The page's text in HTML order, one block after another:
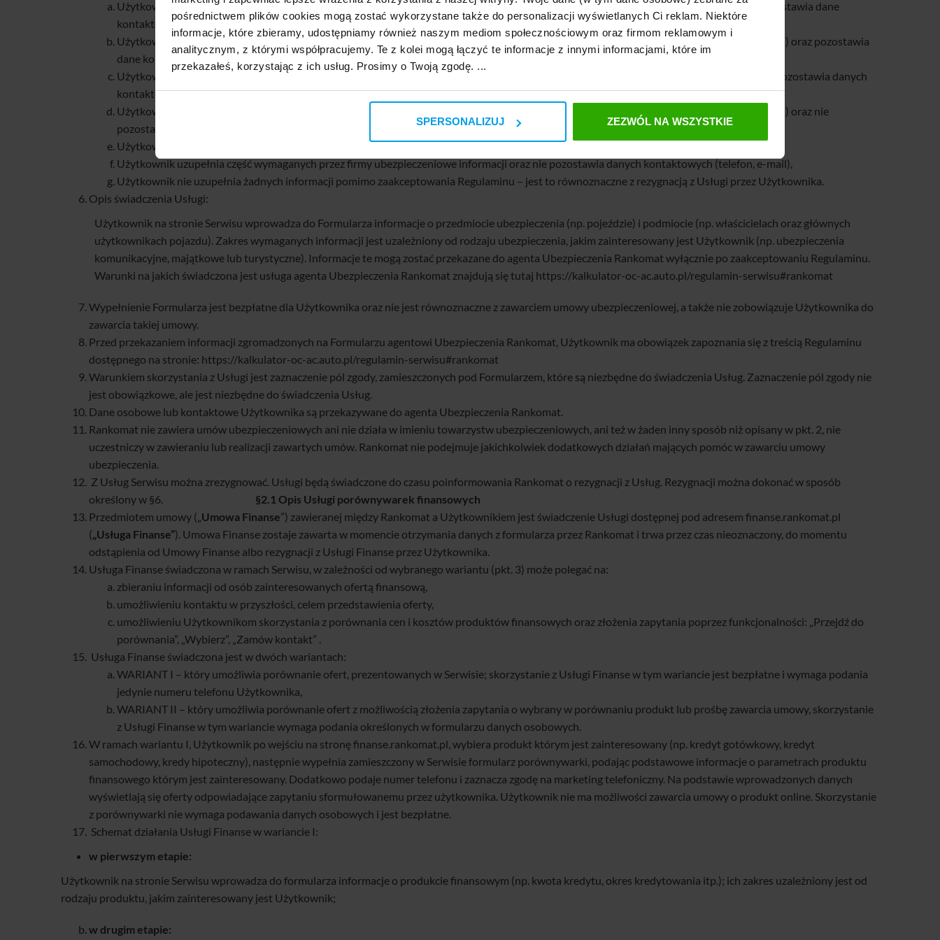
pośrednictwem plików cookies mogą zostać wykorzystane także do personalizacji wyświetlanych Ci reklam. Niektóre
informacje, które zbieramy, udostępniamy również naszym mediom społecznościowym oraz firmom reklamowym i
analitycznym, z którymi współpracujemy. Te z kolei mogą łączyć te informacje z innymi informacjami, które im
przekazałeś, korzystając z ich usług. Prosimy o Twoją zgodę. ...
SPERSONALIZUJ ZEZWÓL NA WSZYSTKIE
Użytkownik uzupełnia komplet wymaganych przez firmy ubezpieczeniowe informacji w tym dane osobowe (imię, nazwisko, pesel) oraz pozostawia dane
kontaktowe (telefon, e-mail),
Użytkownik uzupełnia wymagane przez firmy ubezpieczeniowe informacje, ale rezygnuje z podania danych osobowych (imię, nazwisko, pesel) oraz pozostawia
dane kontaktowe (telefon, e-mail),
Użytkownik uzupełnia komplet wymaganych przez firmy ubezpieczeniowe informacji w tym dane osobowe (imię, nazwisko, pesel) oraz nie pozostawia danych
kontaktowych (telefon, e-mail),
Użytkownik uzupełnia wymagane przez firmy ubezpieczeniowe informacje, ale rezygnuje z podania danych osobowych (imię, nazwisko, pesel) oraz nie
pozostawia danych kontaktowych (telefon, e-mail),
Użytkownik uzupełnia część wymaganych przez firmy ubezpieczeniowe informacji oraz pozostawia dane kontaktowe (telefon, e-mail),
Użytkownik uzupełnia część wymaganych przez firmy ubezpieczeniowe informacji oraz nie pozostawia danych kontaktowych (telefon, e-mail),
Użytkownik nie uzupełnia żadnych informacji pomimo zaakceptowania Regulaminu – jest to równoznaczne z rezygnacją z Usługi przez Użytkownika.
Opis świadczenia Usługi:
Użytkownik na stronie Serwisu wprowadza do Formularza informacje o przedmiocie ubezpieczenia (np. pojeździe) i podmiocie (np. właścicielach oraz głównych
użytkownikach pojazdu). Zakres wymaganych informacji jest uzależniony od rodzaju ubezpieczenia, jakim zainteresowany jest Użytkownik (np. ubezpieczenia
komunikacyjne, majątkowe lub turystyczne). Informacje te mogą zostać przekazane do agenta Ubezpieczenia Rankomat wyłącznie po zaakceptowaniu Regulaminu.
Warunki na jakich świadczona jest usługa agenta Ubezpieczenia Rankomat znajdują się tutaj https://kalkulator-oc-ac.auto.pl/regulamin-serwisu#rankomat
Wypełnienie Formularza jest bezpłatne dla Użytkownika oraz nie jest równoznaczne z zawarciem umowy ubezpieczeniowej, a także nie zobowiązuje Użytkownika do
zawarcia takiej umowy.
Przed przekazaniem informacji zgromadzonych na Formularzu agentowi Ubezpieczenia Rankomat, Użytkownik ma obowiązek zapoznania się z treścią Regulaminu
dostępnego na stronie: https://kalkulator-oc-ac.auto.pl/regulamin-serwisu#rankomat
Warunkiem skorzystania z Usługi jest zaznaczenie pól zgody, zamieszczonych pod Formularzem, które są niezbędne do świadczenia Usług. Zaznaczenie pól zgody nie
jest obowiązkowe, ale jest niezbędne do świadczenia Usług.
Dane osobowe lub kontaktowe Użytkownika są przekazywane do agenta Ubezpieczenia Rankomat.
Rankomat nie zawiera umów ubezpieczeniowych ani nie działa w imieniu towarzystw ubezpieczeniowych, ani też w żaden inny sposób niż opisany w pkt. 2, nie
uczestniczy w zawieraniu lub realizacji zawartych umów. Rankomat nie podejmuje jakichkolwiek dodatkowych działań mających pomóc w zawarciu umowy
ubezpieczenia.
Z Usług Serwisu można zrezygnować. Usługi będą świadczone do czasu poinformowania Rankomat o rezygnacji z Usług. Rezygnacji można dokonać w sposób
określony w §6.
§2.1 Opis Usługi porównywarek finansowych
Przedmiotem umowy („Umowa Finanse”) zawieranej między Rankomat a Użytkownikiem jest świadczenie Usługi dostępnej pod adresem finanse.rankomat.pl
(„Usługa Finanse”). Umowa Finanse zostaje zawarta w momencie otrzymania danych z formularza przez Rankomat i trwa przez czas nieoznaczony, do momentu
odstąpienia od Umowy Finanse albo rezygnacji z Usługi Finanse przez Użytkownika.
Usługa Finanse świadczona w ramach Serwisu, w zależności od wybranego wariantu (pkt. 3) może polegać na:
zbieraniu informacji od osób zainteresowanych ofertą finansową,
umożliwieniu kontaktu w przyszłości, celem przedstawienia oferty,
umożliwieniu Użytkownikom skorzystania z porównania cen i kosztów produktów finansowych oraz złożenia zapytania poprzez funkcjonalności: „Przejdź do
porównania”, „Wybierz”, „Zamów kontakt” .
Usługa Finanse świadczona jest w dwóch wariantach:
WARIANT I – który umożliwia porównanie ofert, prezentowanych w Serwisie; skorzystanie z Usługi Finanse w tym wariancie jest bezpłatne i wymaga podania
jedynie numeru telefonu Użytkownika,
WARIANT II – który umożliwia porównanie ofert z możliwością złożenia zapytania o wybrany w porównaniu produkt lub prośbę zawarcia umowy, skorzystanie
z Usługi Finanse w tym wariancie wymaga podania określonych w formularzu danych osobowych.
W ramach wariantu I, Użytkownik po wejściu na stronę finanse.rankomat.pl, wybiera produkt którym jest zainteresowany (np. kredyt gotówkowy, kredyt
samochodowy, kredy hipoteczny), następnie wypełnia zamieszczony w Serwisie formularz porównywarki, podając podstawowe informacje o parametrach produktu
finansowego którym jest zainteresowany. Dodatkowo podaje numer telefonu i zaznacza zgodę na marketing telefoniczny. Na podstawie wprowadzonych danych
wyświetlają się oferty odpowiadające zapytaniu sformułowanemu przez użytkownika. Użytkownik nie ma możliwości zawarcia umowy o produkt online. Skorzystanie
z porównywarki nie wymaga podawania danych osobowych i jest bezpłatne.
Schemat działania Usługi Finanse w wariancie I:
w pierwszym etapie:
Użytkownik na stronie Serwisu wprowadza do formularza informacje o produkcie finansowym (np. kwota kredytu, okres kredytowania itp.); ich zakres uzależniony jest od
rodzaju produktu, jakim zainteresowany jest Użytkownik;
w drugim etapie: